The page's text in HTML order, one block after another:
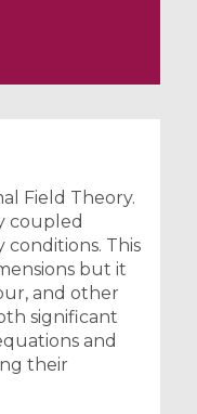
Field Theory.
coupled
This
but it
and other
significant
and
their